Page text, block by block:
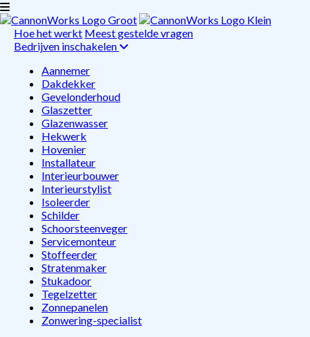
Hoe het werkt Meest gestelde vragen
Bedrijven inschakelen
Aannemer
Dakdekker
Gevelonderhoud
Glaszetter
Glazenwasser
Hekwerk
Hovenier
Installateur
Interieurbouwer
Interieurstylist
Isoleerder
Schilder
Schoorsteenveger
Servicemonteur
Stoffeerder
Stratenmaker
Stukadoor
Tegelzetter
Zonnepanelen
Zonwering-specialist